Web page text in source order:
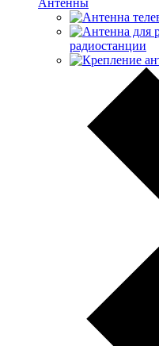
радиостанции